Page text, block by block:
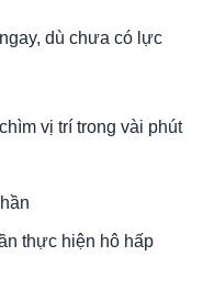
dù chưa có lực
vị trí trong vài phút
thực hiện hô hấp